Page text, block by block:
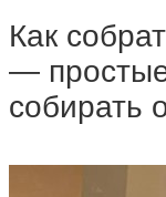
Как
—
собирать